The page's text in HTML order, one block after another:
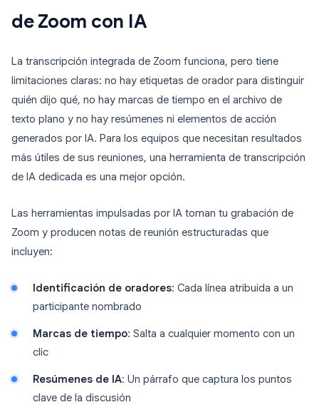
de Zoom con IA
La transcripción integrada de Zoom funciona, pero tiene
limitaciones claras: no hay etiquetas de orador para distinguir
quién dijo qué, no hay marcas de tiempo en el archivo de
texto plano y no hay resúmenes ni elementos de acción
generados por IA. Para los equipos que necesitan resultados
más útiles de sus reuniones, una herramienta de transcripción
de IA dedicada es una mejor opción.
Las herramientas impulsadas por IA toman tu grabación de
Zoom y producen notas de reunión estructuradas que
incluyen:
Identificación de oradores: Cada línea atribuida a un
participante nombrado
Marcas de tiempo: Salta a cualquier momento con un
clic
Resúmenes de IA: Un párrafo que captura los puntos
clave de la discusión